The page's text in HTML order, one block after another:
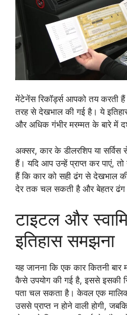
मेंटेनेंस रिकॉर्ड्स आपको तय करती
तरह से देखभाल की गई है। ये
और अधिक गंभीर मरम्मत के बारे में
अक्सर, कार के डीलरशिप या सर्विस
हैं। यदि आप उन्हें प्राप्त कर पाएं,
हैं कि कार को सही ढंग से देखभाल
देर तक चल सकती है और बेहतर ढंग
टाइटल और
इतिहास समझना
यह जानना कि एक कार कितनी
कैसे उपयोग की गई है, इससे इसकी
पता चल सकता है। केवल एक मालिक
उससे प्राप्त न होने वाली होगी,